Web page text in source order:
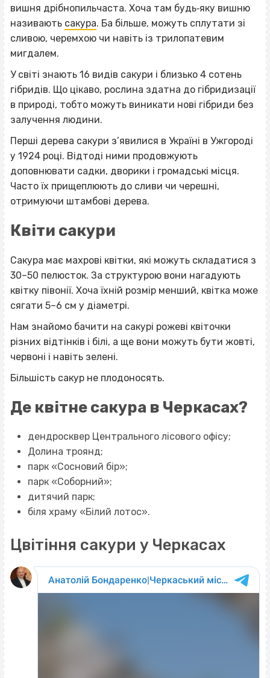
вишня дрібнопильчаста. Хоча там будь‐яку вишню
називають сакура. Ба більше, можуть сплутати зі
сливою, черемхою чи навіть із трилопатевим
мигдалем.
У світі знають 16 видів сакури і близько 4 сотень
гібридів. Що цікаво, рослина здатна до гібридизації
в природі, тобто можуть виникати нові гібриди без
залучення людини.
Перші дерева сакури з’явилися в Україні в Ужгороді
у 1924 році. Відтоді ними продовжують
доповнювати садки, дворики і громадські місця.
Часто їх прищеплюють до сливи чи черешні,
отримуючи штамбові дерева.
Квіти сакури
Сакура має махрові квітки, які можуть складатися з
30–50 пелюсток. За структурою вони нагадують
квітку півонії. Хоча їхній розмір менший, квітка може
сягати 5–6 см у діаметрі.
Нам знайомо бачити на сакурі рожеві квіточки
різних відтінків і білі, а ще вони можуть бути жовті,
червоні і навіть зелені.
Більшість сакур не плодоносять.
Де квітне сакура в Черкасах?
дендросквер Центрального лісового офісу;
Долина троянд;
парк «Сосновий бір»;
парк «Соборний»;
дитячий парк;
біля храму «Білий лотос».
Цвітіння сакури у Черкасах